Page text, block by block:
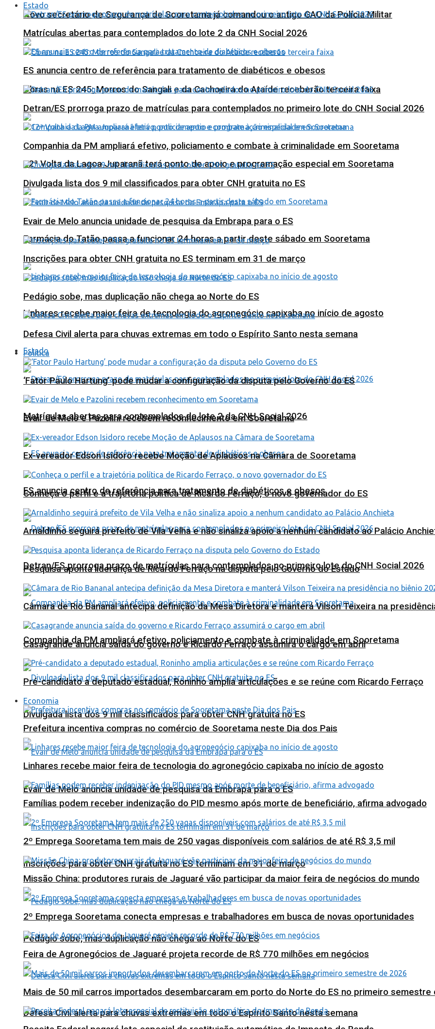
Novo secretário de Segurança de Sooretama já comandou o antigo GAO da Polícia Militar
Obras na ES 245: Morros do Sangali e da Cachoeira do Ataíde receberão terceira faixa
12ª Volta da Lagoa Juparanã terá ponto de apoio e programação especial em Sooretama
Farmácia do Tatão passa a funcionar 24 horas a partir deste sábado em Sooretama
Linhares recebe maior feira de tecnologia do agronegócio capixaba no início de agosto
Estado
Matrículas abertas para contemplados do lote 2 da CNH Social 2026
ES anuncia centro de referência para tratamento de diabéticos e obesos
Detran/ES prorroga prazo de matrículas para contemplados no primeiro lote do CNH Social 2026
Companhia da PM ampliará efetivo, policiamento e combate à criminalidade em Sooretama
Divulgada lista dos 9 mil classificados para obter CNH gratuita no ES
Evair de Melo anuncia unidade de pesquisa da Embrapa para o ES
Inscrições para obter CNH gratuita no ES terminam em 31 de março
Pedágio sobe, mas duplicação não chega ao Norte do ES
Defesa Civil alerta para chuvas extremas em todo o Espírito Santo nesta semana
Estado
Matrículas abertas para contemplados do lote 2 da CNH Social 2026
ES anuncia centro de referência para tratamento de diabéticos e obesos
Detran/ES prorroga prazo de matrículas para contemplados no primeiro lote do CNH Social 2026
Companhia da PM ampliará efetivo, policiamento e combate à criminalidade em Sooretama
Divulgada lista dos 9 mil classificados para obter CNH gratuita no ES
Evair de Melo anuncia unidade de pesquisa da Embrapa para o ES
Inscrições para obter CNH gratuita no ES terminam em 31 de março
Pedágio sobe, mas duplicação não chega ao Norte do ES
Defesa Civil alerta para chuvas extremas em todo o Espírito Santo nesta semana
Política
‘Fator Paulo Hartung’ pode mudar a configuração da disputa pelo Governo do ES
Evair de Melo e Pazolini recebem reconhecimento em Sooretama
Ex-vereador Edson Isidoro recebe Moção de Aplausos na Câmara de Sooretama
Conheça o perfil e a trajetória política de Ricardo Ferraço, o novo governador do ES
Arnaldinho seguirá prefeito de Vila Velha e não sinaliza apoio a nenhum candidato ao Palácio
Pesquisa aponta liderança de Ricardo Ferraço na disputa pelo Governo do Estado
Câmara de Rio Bananal antecipa definição da Mesa Diretora e manterá Vilson Teixeira na
Casagrande anuncia saída do governo e Ricardo Ferraço assumirá o cargo em abril
Pré-candidato a deputado estadual, Roninho amplia articulações e se reúne com Ricardo Ferraço
Economia
Prefeitura incentiva compras no comércio de Sooretama neste Dia dos Pais
Linhares recebe maior feira de tecnologia do agronegócio capixaba no início de agosto
Famílias podem receber indenização do PID mesmo após morte de beneficiário, afirma advogado
2º Emprega Sooretama tem mais de 250 vagas disponíveis com salários de até R$ 3,5 mil
Missão China: produtores rurais de Jaguaré vão participar da maior feira de negócios do mundo
2º Emprega Sooretama conecta empresas e trabalhadores em busca de novas oportunidades
Feira de Agronegócios de Jaguaré projeta recorde de R$ 770 milhões em negócios
Mais de 50 mil carros importados desembarcaram em porto do Norte do ES no primeiro semestre